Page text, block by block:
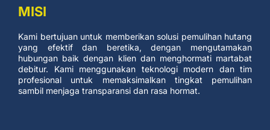
MISI
Kami bertujuan untuk memberikan solusi pemulihan hutang
yang efektif dan beretika, dengan mengutamakan
hubungan baik dengan klien dan menghormati martabat
debitur. Kami menggunakan teknologi modern dan tim
profesional untuk memaksimalkan tingkat pemulihan
sambil menjaga transparansi dan rasa hormat.